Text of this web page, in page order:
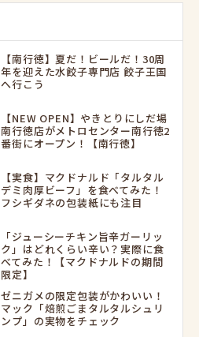
【南行徳】夏だ！ビールだ！30周
年を迎えた水餃子専門店 餃子王国
へ行こう
【NEW OPEN】やきとりにしだ場
南行徳店がメトロセンター南行徳2
番街にオープン！【南行徳】
【実食】マクドナルド「タルタル
デミ肉厚ビーフ」を食べてみた！
フシギダネの包装紙にも注目
「ジューシーチキン旨辛ガーリッ
ク」はどれくらい辛い？実際に食
べてみた！【マクドナルドの期間
限定】
ゼニガメの限定包装がかわいい！
マック「焙煎ごまタルタルシュリ
ンプ」の実物をチェック